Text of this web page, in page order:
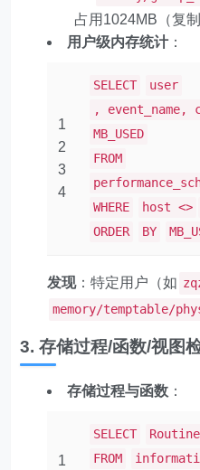
占用1024MB（复
用户级内存统计：
1
2
3
4
SELECT
user
, event_name,
MB_USED
FROM
WHERE
host <>
ORDER
BY
发现：特定用户（如
memory/temptable/
3. 存储过程/函数/视图
存储过程与函数 ：
1
SELECT
FROM